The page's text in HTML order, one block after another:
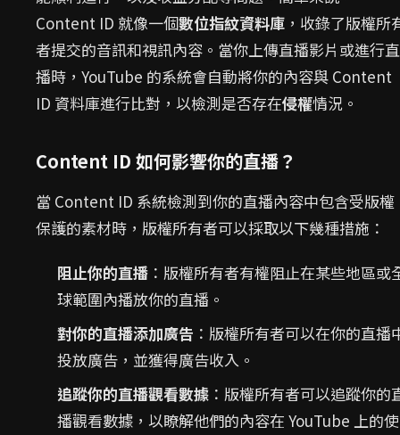
Content ID 就像一個數位指紋資料庫 ，收錄了版權所
者提交的音訊和視訊內容。當你上傳直播影片或進行直
播時，YouTube 的系統會自動將你的內容與 Content
ID 資料庫進行比對，以檢測是否存在侵權情況。
Content ID 如何影響你的直播？
當 Content ID 系統檢測到你的直播內容中包含受版權
保護的素材時，版權所有者可以採取以下幾種措施：
阻止你的直播 ：版權所有者有權阻止在某些地區或
球範圍內播放你的直播。
對你的直播添加廣告 ：版權所有者可以在你的直播
投放廣告，並獲得廣告收入。
追蹤你的直播觀看數據 ：版權所有者可以追蹤你的
播觀看數據，以瞭解他們的內容在 YouTube 上的使